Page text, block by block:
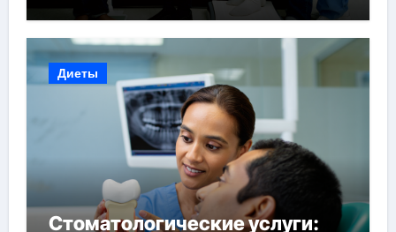
Диеты
Стоматологические услуги: